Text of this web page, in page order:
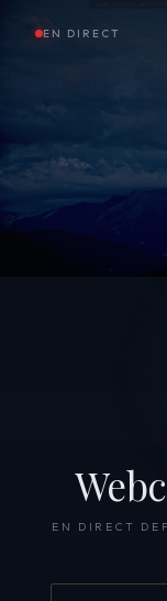
EN DIRECT
EN DIRECT